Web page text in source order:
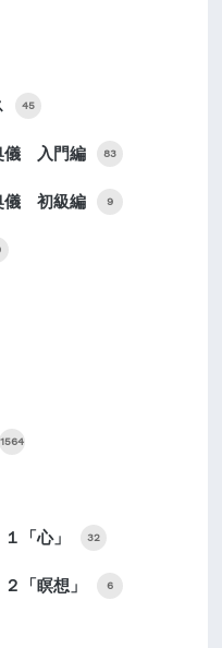
45
儀 入門編 83
儀 初級編 9
1564
「心」 32
「瞑想」 6